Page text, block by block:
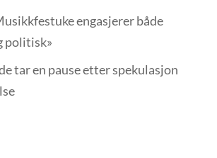
engasjerer både
politisk»
tar en pause etter spekulasjon